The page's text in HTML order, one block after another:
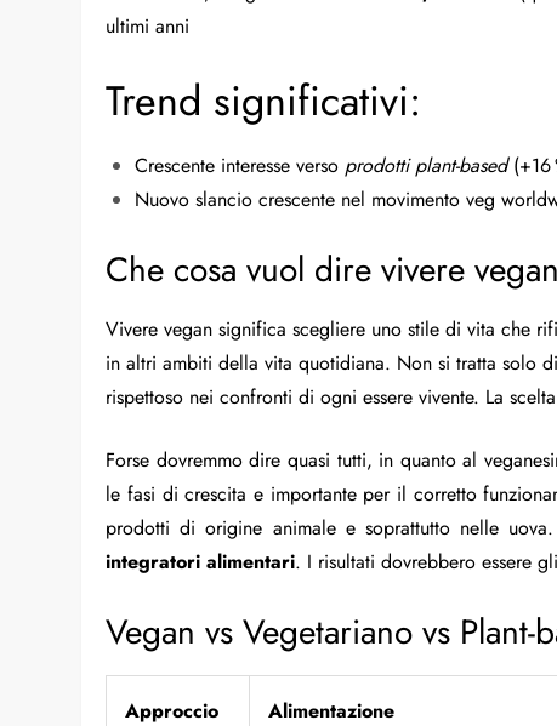
ultimi anni
Trend significativi:
Crescente interesse verso prodotti plant-based(+16
Nuovo slancio crescente nel movimento veg
Che cosa vuol dire vivere
Vivere vegan significa scegliere uno stile di vita che
in altri ambiti della vita quotidiana. Non si tratta solo
rispettoso nei confronti di ogni essere vivente. La
Forse dovremmo dire quasi tutti, in quanto al
le fasi di crescita e importante per il corretto
prodotti di origine animale e soprattutto nelle
integratori alimentari. I risultati dovrebbero essere
Vegan vs Vegetariano vs
Approccio Alimentazione